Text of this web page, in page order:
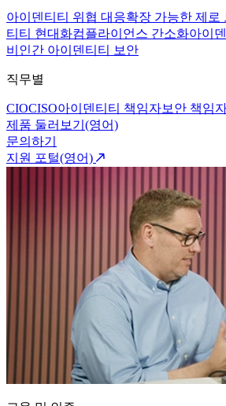
아이덴티티 위협 대응확장 가능한 제로
티티 현대화컴플라이언스 간소화아이
비인간 아이덴티티 보안
직무별
CIOCISO아이덴티티 책임자보안 책임
제품 둘러보기(영어)
문의하기
지원 포털(영어)